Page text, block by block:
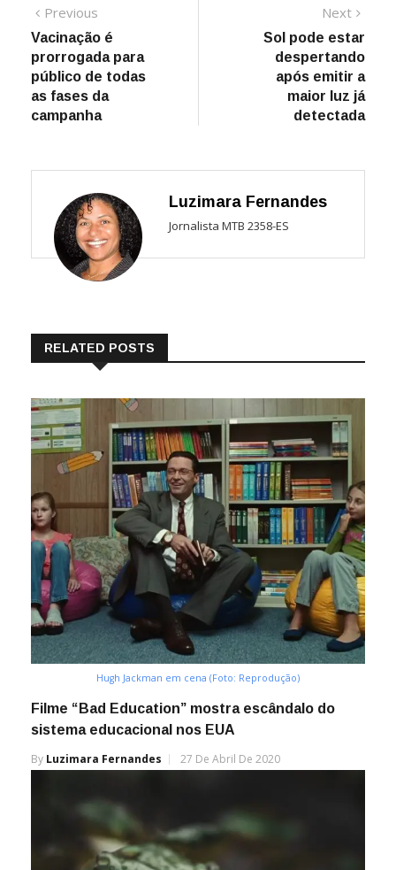
Navegação
de
Post
Previous
post:
Vacinação é
prorrogada para
público de todas
as fases da
campanha
Next
Sol pode estar
despertando
após emitir a
maior luz já
detectada
Luzimara Fernandes
Jornalista MTB 2358-ES
RELATED POSTS
Hugh Jackman em cena (Foto: Reprodução)
Filme “Bad Education” mostra escândalo do
sistema educacional nos EUA
By Luzimara Fernandes 27 De Abril De 2020